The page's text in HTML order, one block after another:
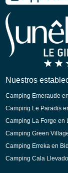
Inglés
Holandés
Nuestros
Camping Emeraude
Camping Le Paradis
Camping La Forge en
Camping Green
Camping Erreka en
Camping Cala